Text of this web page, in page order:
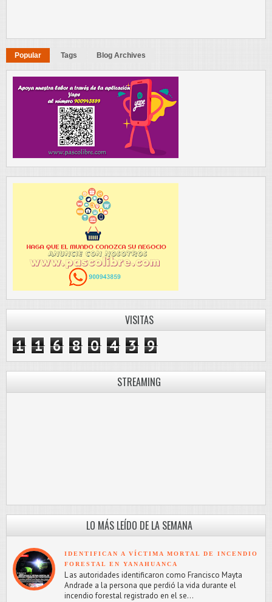
Popular Tags Blog Archives
VISITAS
1 1 6 8 0 4 3 9
STREAMING
LO MÁS LEÍDO DE LA SEMANA
IDENTIFICAN A VÍCTIMA MORTAL DE INCENDIO
FORESTAL EN YANAHUANCA
L as autoridades identificaron como Francisco Mayta
Andrade a la persona que perdió la vida durante el
incendio forestal registrado en el se...